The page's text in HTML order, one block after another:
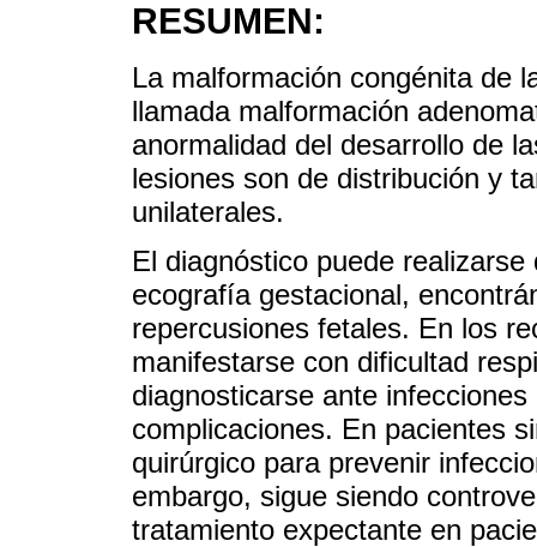
RESUMEN:
La malformación congénita de
llamada malformación
anormalidad del desarrollo de
lesiones son de distribución y
unilaterales.
El diagnóstico puede
ecografía gestacional,
repercusiones fetales. En los
manifestarse con dificultad
diagnosticarse ante
complicaciones. En pacientes
quirúrgico para prevenir
embargo, sigue siendo
tratamiento expectante en